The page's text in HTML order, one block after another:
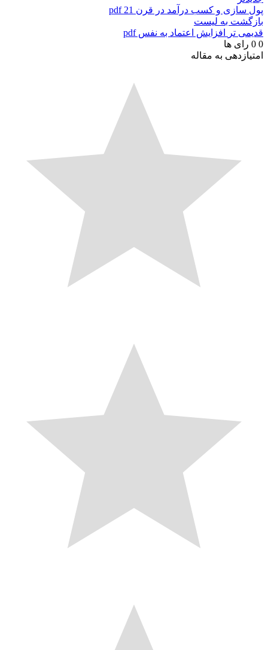
پول سازی و کسب درآمد در قرن 21 pdf
بازگشت به لیست
قدیمی تر
افزایش اعتماد به نفس pdf
0
0 رای ها
امتیازدهی به مقاله